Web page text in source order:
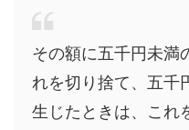
その額に五千円未満
れを切り捨て、五千
生じたときは、これ